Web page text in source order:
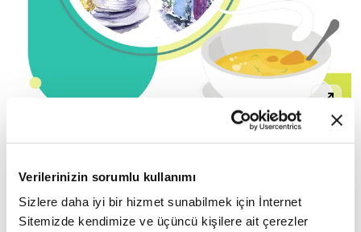
Verilerinizin sorumlu kullanımı
Sizlere daha iyi bir hizmet sunabilmek için İnternet
Sitemizde kendimize ve üçüncü kişilere ait çerezler
yaygındı ki 19. yüzyılda çayın kahvaltı sofralarına
dahil olmasına kadar çorba tüketilmeye devam
edildi. Osmanlı halkı, sabah kahvaltılarında çorba